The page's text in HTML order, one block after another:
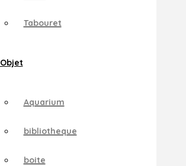
Tabouret
Objet
Aquarium
bibliotheque
boite